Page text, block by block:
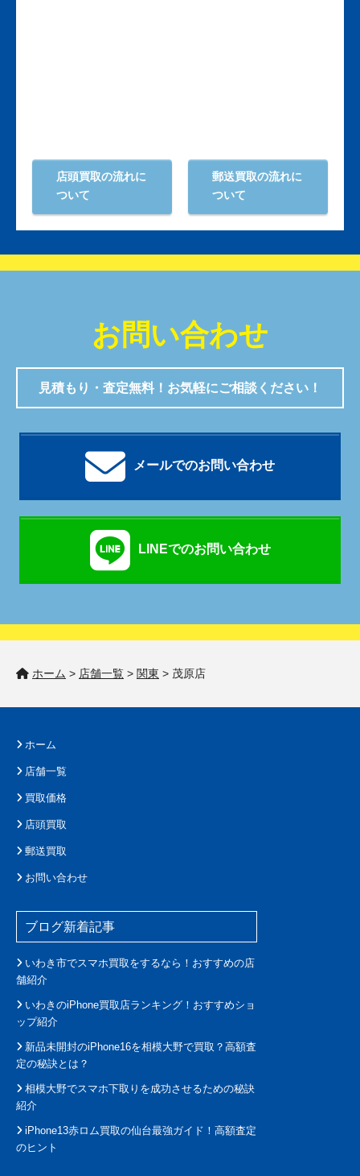
店頭買取の流れに
ついて
郵送買取の流れに
ついて
お問い合わせ
見積もり・査定無料！お気軽にご相談ください！
メールでのお問い合わせ
LINEでのお問い合わせ
ホーム > 店舗一覧 > 関東 > 茂原店
ホーム
店舗一覧
買取価格
店頭買取
郵送買取
お問い合わせ
ブログ新着記事
いわき市でスマホ買取をするなら！おすすめの店
舗紹介
いわきのiPhone買取店ランキング！おすすめショ
ップ紹介
新品未開封のiPhone16を相模大野で買取？高額査
定の秘訣とは？
相模大野でスマホ下取りを成功させるための秘訣
紹介
iPhone13赤ロム買取の仙台最強ガイド！高額査定
のヒント